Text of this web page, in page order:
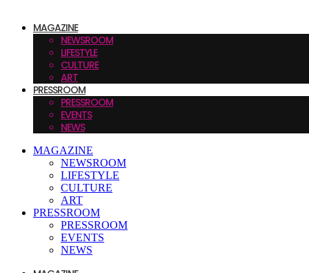
MAGAZINE
NEWSROOM
LIFESTYLE
CULTURE
ART
PRESSROOM
PRESSROOM
EVENTS
NEWS
MAGAZINE
NEWSROOM
LIFESTYLE
CULTURE
ART
PRESSROOM
PRESSROOM
EVENTS
NEWS